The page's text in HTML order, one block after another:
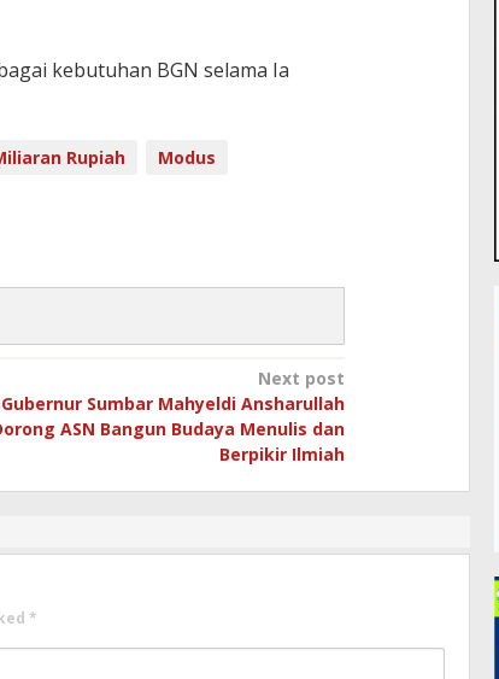
kebutuhan BGN selama Ia
Rupiah
Modus
Next post
Gubernur Sumbar Mahyeldi Ansharullah
ASN Bangun Budaya Menulis dan
Berpikir Ilmiah
*